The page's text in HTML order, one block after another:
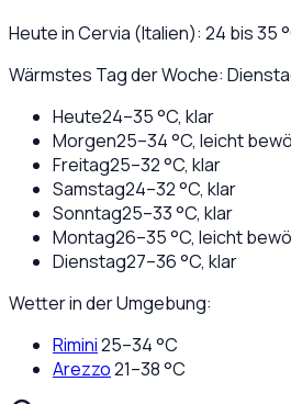
Heute inCervia (Italien): 24 bis35
Wärmstes Tag der Woche:
Heute24–35°C, klar
Morgen25–34°C, leicht
Freitag25–32°C, klar
Samstag24–32°C, klar
Sonntag25–33°C, klar
Montag26–35°C, leicht
Dienstag27–36°C, klar
Wetter in der Umgebung:
Rimini25–34°C
Arezzo21–38°C